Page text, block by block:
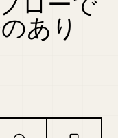
カバーをリミックス
あり